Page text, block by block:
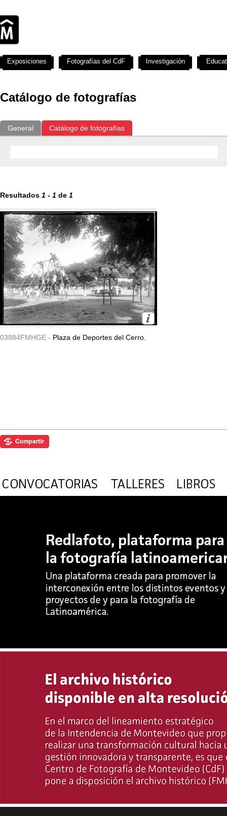
Catálogo de fotografías
General Catálogo de fotografías
Resultados 1 - 1 de 1
03884FMHGE - Plaza de Deportes del Cerro.
Exposiciones Fotografías del CdF Investigación